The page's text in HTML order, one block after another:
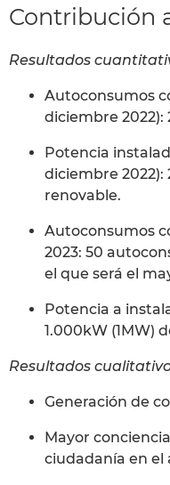
Contribución
Resultados
Autoconsumos
diciembre 2022):
Potencia
diciembre 2022):
renovable.
Autoconsumos
2023: 50
el que será el
Potencia a
1.000kW (1MW)
Resultados
Generación de
Mayor
ciudadanía en el